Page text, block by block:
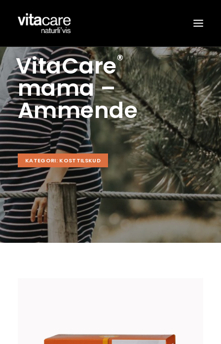
SORTIMENT
FORHANDLERE
OM VITACARE®
NYHEDER
KONTAKT
VitaCare®
mama –
Ammende
KATEGORI: KOSTTILSKUD